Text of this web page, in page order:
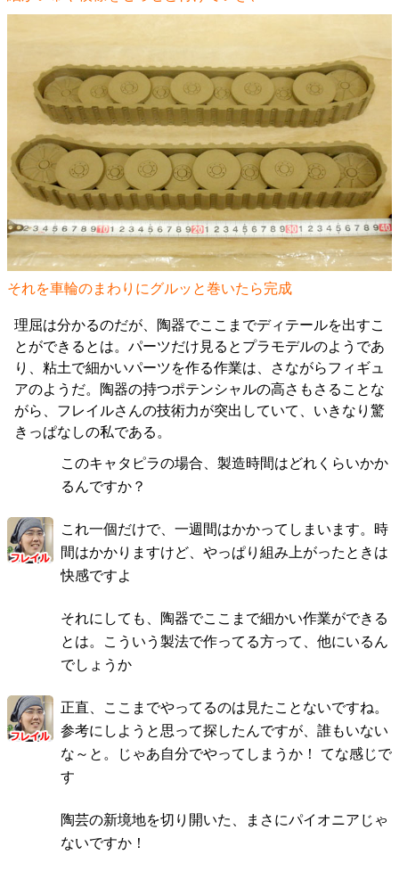
それを車輪のまわりにグルッと巻いたら完成
理屈は分かるのだが、陶器でここまでディテールを出すこ
とができるとは。パーツだけ見るとプラモデルのようであ
り、粘土で細かいパーツを作る作業は、さながらフィギュ
アのようだ。陶器の持つポテンシャルの高さもさることな
がら、フレイルさんの技術力が突出していて、いきなり驚
きっぱなしの私である。
このキャタピラの場合、製造時間はどれくらいかか
るんですか？
これ一個だけで、一週間はかかってしまいます。時
間はかかりますけど、やっぱり組み上がったときは
快感ですよ
それにしても、陶器でここまで細かい作業ができる
とは。こういう製法で作ってる方って、他にいるん
でしょうか
正直、ここまでやってるのは見たことないですね。
参考にしようと思って探したんですが、誰もいない
な～と。じゃあ自分でやってしまうか！ てな感じで
す
陶芸の新境地を切り開いた、まさにパイオニアじゃ
ないですか！